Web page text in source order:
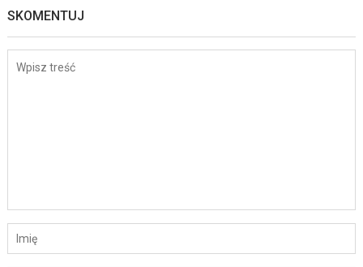
SKOMENTUJ